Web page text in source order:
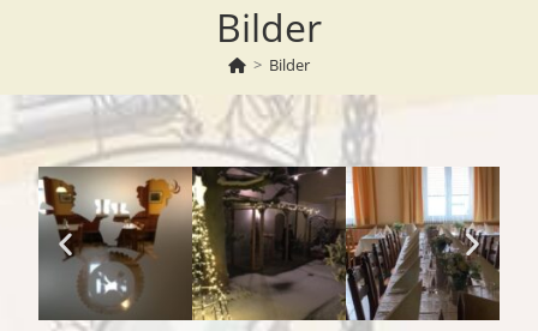
Bilder
> Bilder